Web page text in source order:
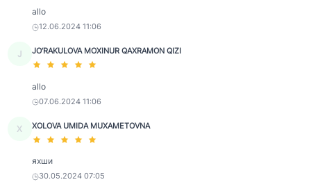
allo
12.06.2024 11:06
J JO‘RAKULOVA MOXINUR QAXRAMON QIZI
allo
07.06.2024 11:06
X XOLOVA UMIDA MUXAMETOVNA
яхши
30.05.2024 07:05